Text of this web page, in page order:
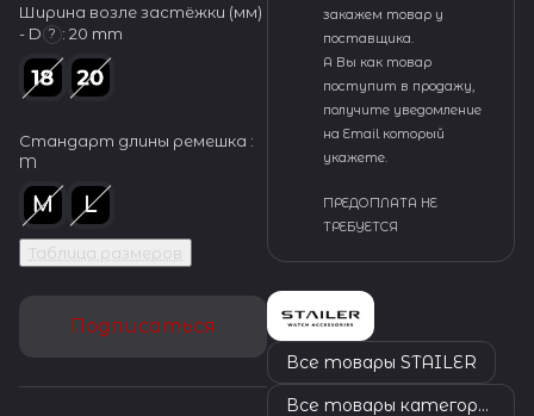
Ширина возле застёжки (мм)
- D ? : 20 mm
Стандарт длины ремешка :
M
Таблица размеров
Подписаться
закажем товар у
поставщика.
А Вы как товар
поступит в продажу,
получите уведомление
на Email который
укажете.
ПРЕДОПЛАТА НЕ
ТРЕБУЕТСЯ
Все товары STAILER
Все товары категории